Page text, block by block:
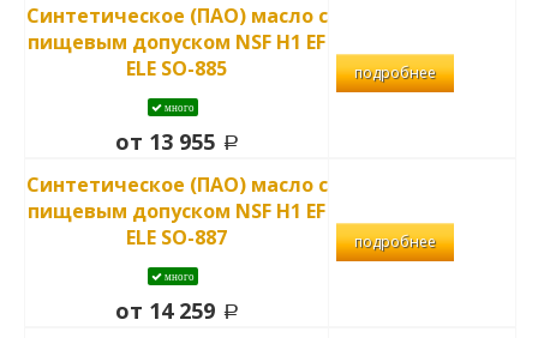
Синтетическое (ПАО) масло с
пищевым допуском NSF H1 EF
ELE SO-885
много
от 13 955
подробнее
Синтетическое (ПАО) масло с
пищевым допуском NSF H1 EF
ELE SO-887
много
от 14 259
подробнее